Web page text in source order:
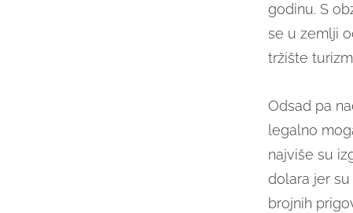
godinu. S
se u zemlji
tržište
Odsad pa
legalno
najviše su
dolara jer
brojnih